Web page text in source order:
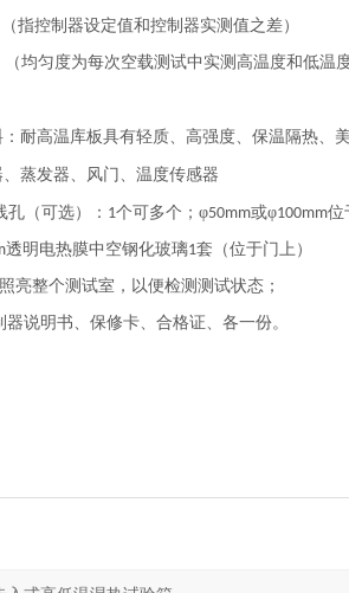
指控制器设定值和控制器实测值之差）
均匀度为每次空载测试中实测高温度和低温度
耐高温库板具有轻质、高强度、保温隔热、
蒸发器、风门、温度传感器
孔（可选）： 1个可多个；φ50mm或φ100mm位
透明电热膜中空钢化玻璃1套（位于门上）
亮整个测试室，以便检测测试状态；
说明书、保修卡、合格证、各一份。